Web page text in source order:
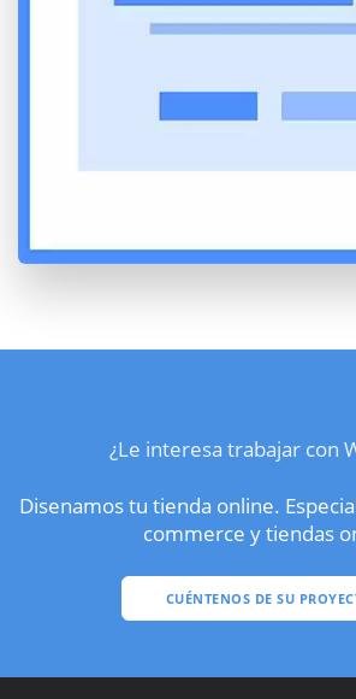
¿Le interesa trabajar con
Disenamos tu tienda online.
commerce y tiendas
CUÉNTENOS DE SU